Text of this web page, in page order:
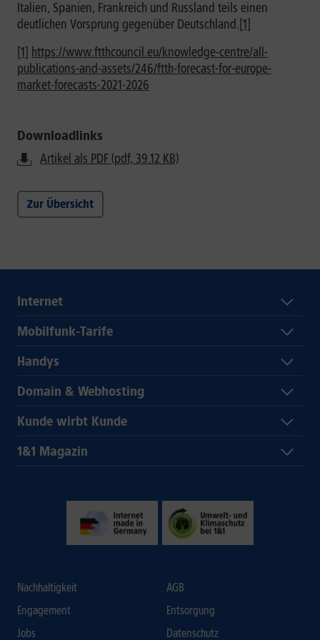
Italien, Spanien, Frankreich und Russland teils einen
deutlichen Vorsprung gegenüber Deutschland.[1]
[1] https://www.ftthcouncil.eu/knowledge-centre/all-
publications-and-assets/246/ftth-forecast-for-europe-
market-forecasts-2021-2026
Downloadlinks
Artikel als PDF (pdf, 39.12 KB)
Zur Übersicht
Internet
Mobilfunk-Tarife
Handys
Domain & Webhosting
Kunde wirbt Kunde
1&1 Magazin
Nachhaltigkeit
Engagement
Jobs
AGB
Entsorgung
Datenschutz